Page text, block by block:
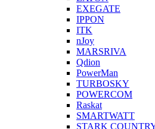
EXEGATE
IPPON
ITK
nJoy
MARSRIVA
Qdion
PowerMan
TURBOSKY
POWERCOM
Raskat
SMARTWATT
STARK